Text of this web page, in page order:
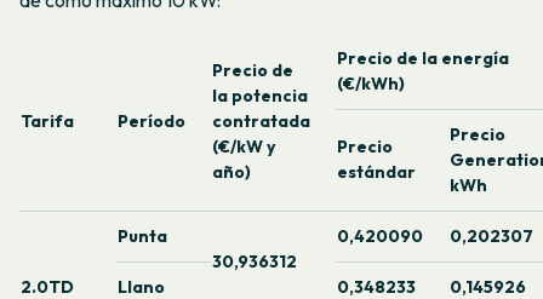
Tarifa Período
Precio de
la potencia
contratada
(€/kW y
año)
Precio de la energía
(€/kWh)
Precio
estándar
Precio
kWh
2.0TD
Punta
30,936312
0,420090 0,202307
Llano 0,348233 0,145926